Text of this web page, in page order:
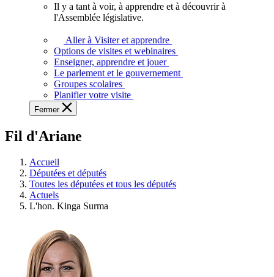
voir,
apprendre
et
à
à
législative.
Il y a tant à voir, à apprendre et à découvrir à
l'Assemblée législative.
Aller à Visiter et apprendre
Options de visites et webinaires
Enseigner, apprendre et jouer
Le parlement et le gouvernement
Groupes scolaires
Planifier votre visite
Fermer
Fil d'Ariane
Accueil
Députées et députés
Toutes les députées et tous les députés
Actuels
L'hon. Kinga Surma